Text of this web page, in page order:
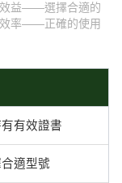
效益——選擇合適的
效率——正確的使用
有效證書
適型號